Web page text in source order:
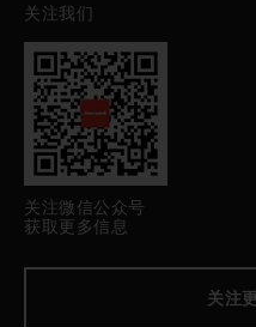
toggle view
关注我们
关注微信公众号
获取更多信息
关注